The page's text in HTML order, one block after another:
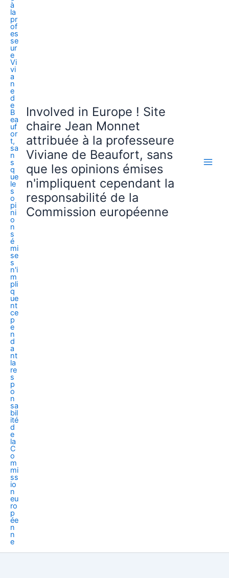
Involved in Europe ! Site
chaire Jean Monnet
attribuée à la professeure
Viviane de Beaufort, sans
que les opinions émises
n'impliquent cependant la
responsabilité de la
Commission européenne